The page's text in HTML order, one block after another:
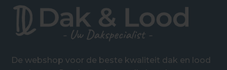
De webshop voor de beste kwaliteit dak en lood